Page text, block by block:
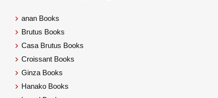
anan Books
Brutus Books
Casa Brutus Books
Croissant Books
Ginza Books
Hanako Books